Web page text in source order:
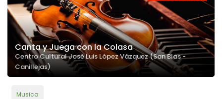
Canta y Juega con la Colasa
Centro Cultural José Luis López Vázquez (San Blas -
Canillejas)
Musica